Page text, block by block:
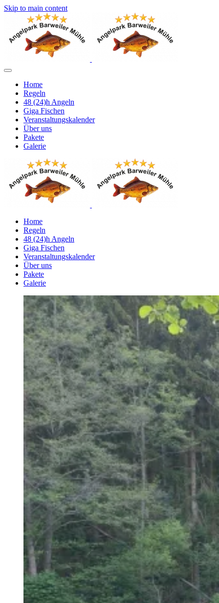
Skip to main content
Home
Regeln
48 (24)h Angeln
Giga Fischen
Veranstaltungskalender
Über uns
Pakete
Galerie
Home
Regeln
48 (24)h Angeln
Giga Fischen
Veranstaltungskalender
Über uns
Pakete
Galerie